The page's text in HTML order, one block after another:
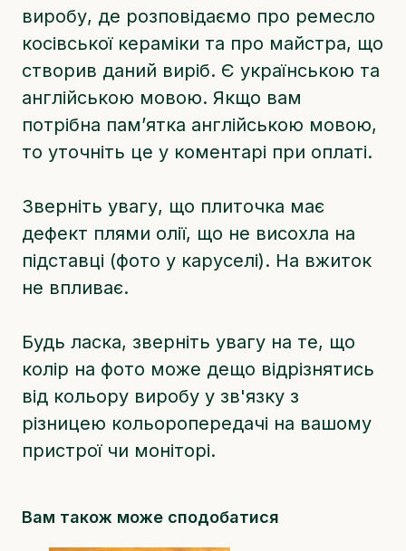
виробу, де розповідаємо про ремесло
косівської кераміки та про майстра, що
створив даний виріб. Є українською та
англійською мовою. Якщо вам
потрібна памʼятка англійською мовою,
то уточніть це у коментарі при оплаті.
Зверніть увагу, що плиточка має
дефект плями олії, що не висохла на
підставці (фото у каруселі). На вжиток
не впливає.
Будь ласка, зверніть увагу на те, що
колір на фото може дещо відрізнятись
від кольору виробу у зв'язку з
різницею кольоропередачі на вашому
пристрої чи моніторі.
Вам також може сподобатися